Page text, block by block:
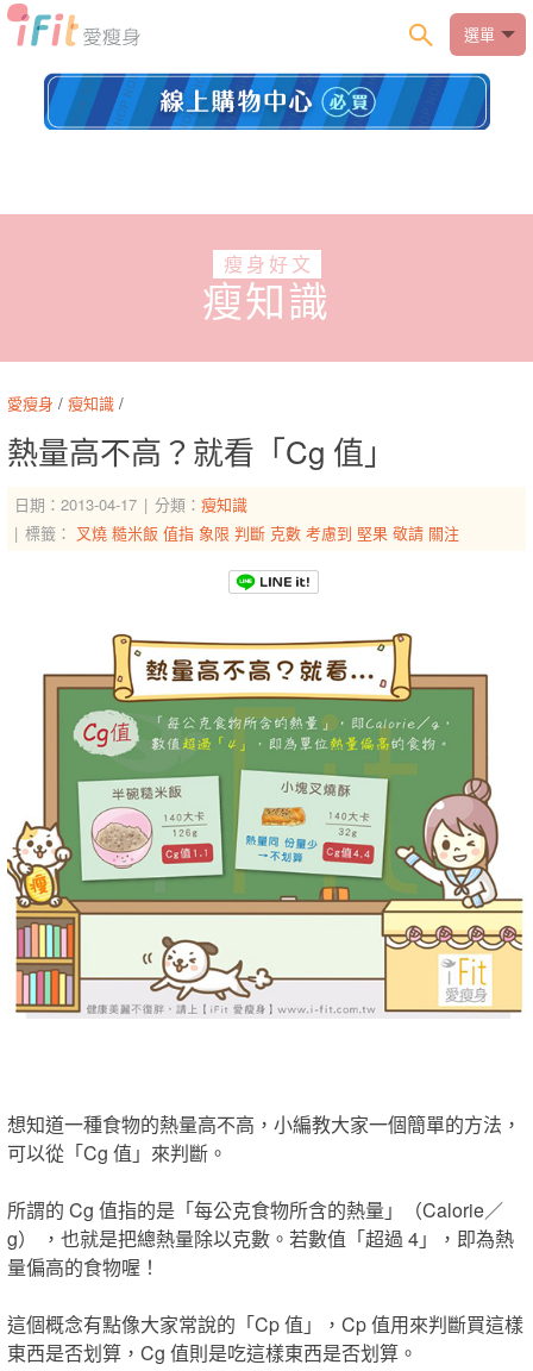
選單
瘦身好文
瘦知識
愛瘦身 / 瘦知識 /
熱量高不高？就看「Cg 值」
日期：2013-04-17 分類： 瘦知識
標籤： 叉燒 糙米飯 值指 象限 判斷 克數 考慮到 堅果 敬請 關注
想知道一種食物的熱量高不高，小編教大家一個簡單的方法，
可以從「Cg 值」來判斷。
所謂的 Cg 值指的是「每公克食物所含的熱量」（Calorie／
g） ，也就是把總熱量除以克數。若數值「超過 4」，即為熱
量偏高的食物喔！
這個概念有點像大家常說的「Cp 值」，Cp 值用來判斷買這樣
東西是否划算，Cg 值則是吃這樣東西是否划算。